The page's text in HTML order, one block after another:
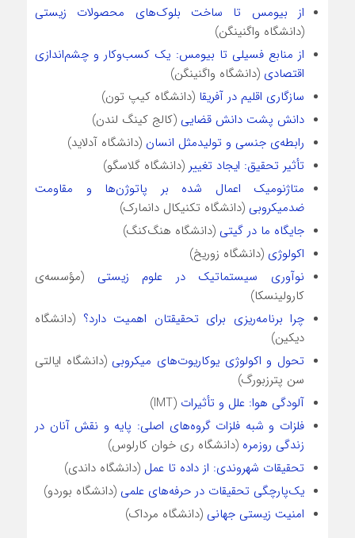
از بیومس تا ساخت بلوک‌های محصولات زیستی
(دانشگاه واگنینگن)
از منابع فسیلی تا بیومس: یک کسب‌وکار و چشم‌اندازی
اقتصادی (دانشگاه واگنینگن)
سازگاری اقلیم در آفریقا (دانشگاه کیپ تون)
دانش پشت دانش قضایی (کالج کینگ لندن)
رابطه‌ی جنسی و تولیدمثل انسان (دانشگاه آدلاید)
تأثیر تحقیق: ایجاد تغییر (دانشگاه گلاسگو)
متاژنومیک اعمال شده بر پاتوژن‌ها و مقاومت
ضدمیکروبی (دانشگاه تکنیکال دانمارک)
جایگاه ما در گیتی (دانشگاه هنگ‌کنگ)
اکولوژی (دانشگاه زوریخ)
نوآوری سیستماتیک در علوم زیستی (مؤسسه‌ی
کارولینسکا)
چرا برنامه‌ریزی برای تحقیقتان اهمیت دارد؟ (دانشگاه
دیکین)
تحول و اکولوژی یوکاریوت‌های میکروبی (دانشگاه ایالتی
سن پترزبورگ)
آلودگی هوا: علل و تأثیرات (IMT)
فلزات و شبه فلزات گروه‌های اصلی: پایه و نقش آنان در
زندگی روزمره (دانشگاه ری خوان کارلوس)
تحقیقات شهروندی: از داده تا عمل (دانشگاه داندی)
یک‌پارچگی تحقیقات در حرفه‌های علمی (دانشگاه بوردو)
امنیت زیستی جهانی (دانشگاه مرداک)